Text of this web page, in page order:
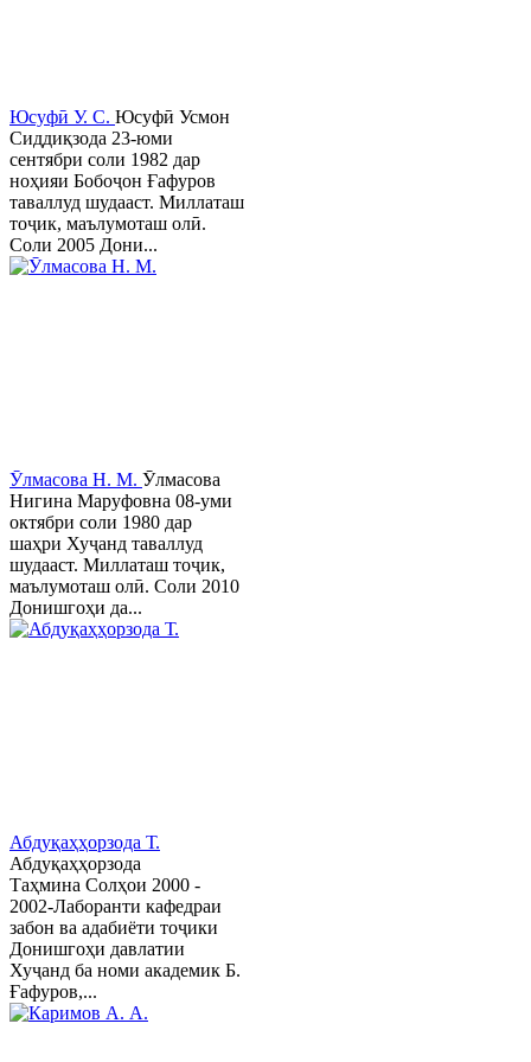
Юсуфӣ У. C. Юсуфӣ Усмон
Сиддиқзода 23-юми
сентябри соли 1982 дар
ноҳияи Бобоҷон Ғафуров
таваллуд шудааст. Миллаташ
тоҷик, маълумоташ олӣ.
Соли 2005 Дони...
Ӯлмасова Н. М. Ӯлмасова
Нигина Маруфовна 08-уми
октябри соли 1980 дар
шаҳри Хуҷанд таваллуд
шудааст. Миллаташ тоҷик,
маълумоташ олӣ. Соли 2010
Донишгоҳи да...
Абдуқаҳҳорзода Т.
Абдуқаҳҳорзода
Таҳмина Солҳои 2000 -
2002-Лаборанти кафедраи
забон ва адабиёти тоҷики
Донишгоҳи давлатии
Хуҷанд ба номи академик Б.
Ғафуров,...